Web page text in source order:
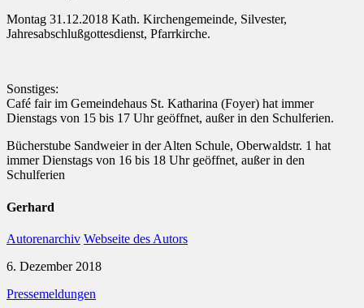
Montag 31.12.2018 Kath. Kirchengemeinde, Silvester,
Jahresabschlußgottesdienst, Pfarrkirche.
Sonstiges:
Café fair im Gemeindehaus St. Katharina (Foyer) hat immer
Dienstags von 15 bis 17 Uhr geöffnet, außer in den Schulferien.
Bücherstube Sandweier in der Alten Schule, Oberwaldstr. 1 hat
immer Dienstags von 16 bis 18 Uhr geöffnet, außer in den
Schulferien
Gerhard
Autorenarchiv Webseite des Autors
6. Dezember 2018
Pressemeldungen